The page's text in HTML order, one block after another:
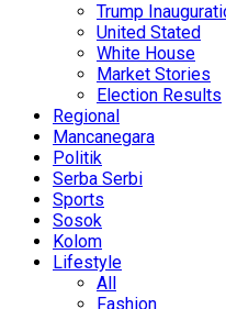
Trump
United Stated
White House
Market Stories
Election Results
Regional
Mancanegara
Politik
Serba Serbi
Sports
Sosok
Kolom
Lifestyle
All
Fashion